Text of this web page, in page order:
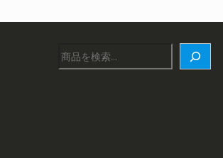
検
索